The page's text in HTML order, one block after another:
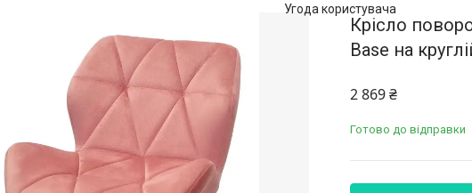
Угода користувача
Крісло
Base на
2 869 ₴
Готово до відправки